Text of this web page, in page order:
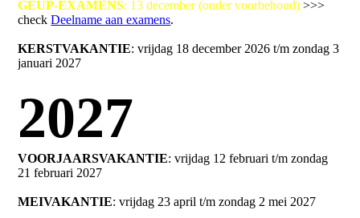
GEUP-EXAMENS: 13 december (onder voorbehoud) >>>
checkDeelname aan examens.
KERSTVAKANTIE: vrijdag 18 december 2026 t/m zondag 3
januari 2027
2027
VOORJAARSVAKANTIE: vrijdag 12 februari t/m zondag
21 februari 2027
MEIVAKANTIE: vrijdag 23 april t/m zondag 2 mei 2027